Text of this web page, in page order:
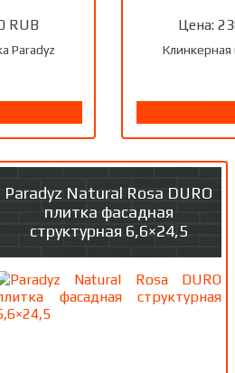
RUB
Paradyz
Цена:
Клинкерная
Paradyz Natural Rosa DURO
плитка фасадная
структурная 6,6×24,5